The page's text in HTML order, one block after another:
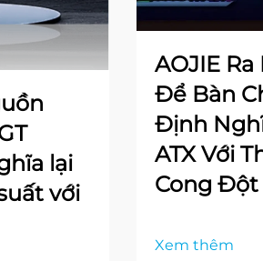
lại
với
AOJIE
Để Bàn
Định
ATX Với
Cong Đột
Xem thêm